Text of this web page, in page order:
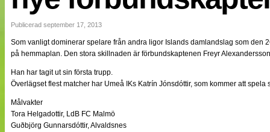
NÄTverket
Nyheter
Bloggar
Lagen
Cuper
Medlemmar
Medlemsbilder
Publicerad september 17, 2013
Som vanligt dominerar spelare från andra ligor Islands damlandslag som den
på hemmaplan. Den stora skillnaden är förbundskaptenen Freyr
Han har tagit ut sin första trupp.
Överlägset flest matcher har Umeå IKs Katrín Jónsdóttir, som kommer att spela
Målvakter
Tora Helgadottir, LdB FC Malmö
Guðbjörg Gunnarsdóttir, Alvaldsnes